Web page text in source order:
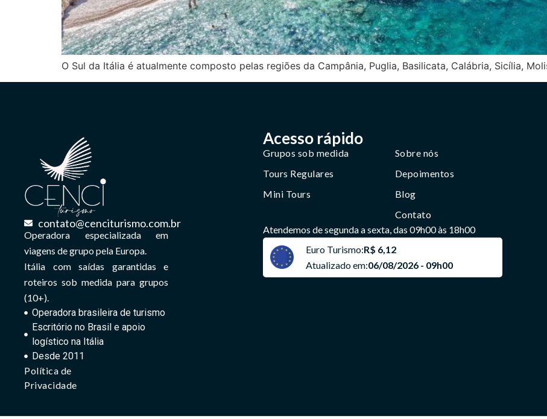
O Sul da Itália é atualmente composto pelas regiões da Campânia, Puglia, Basilicata, Calábria, Sicília,
contato@cenciturismo.com.br
Operadora especializada em
viagens de grupo pela Europa.
Itália com saídas garantidas e
roteiros sob medida para grupos
(10+).
Operadora brasileira de turismo
Escritório no Brasil e apoio
logístico na Itália
Desde 2011
Política de
Privacidade
Acesso rápido
Grupos sob medida
Tours Regulares
Mini Tours
Sobre nós
Depoimentos
Blog
Contato
Atendemos de segunda a sexta, das 09h00 às 18h00
Euro Turismo:R$ 6,12
Atualizado em:06/08/2026 - 09h00